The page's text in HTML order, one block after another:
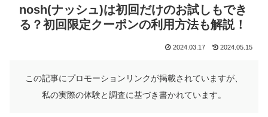
nosh(ナッシュ)は初回だけのお試しもでき
る？初回限定クーポンの利用方法も解説！
2024.03.17 2024.05.15
この記事にプロモーションリンクが掲載されていますが、
私の実際の体験と調査に基づき書かれています。